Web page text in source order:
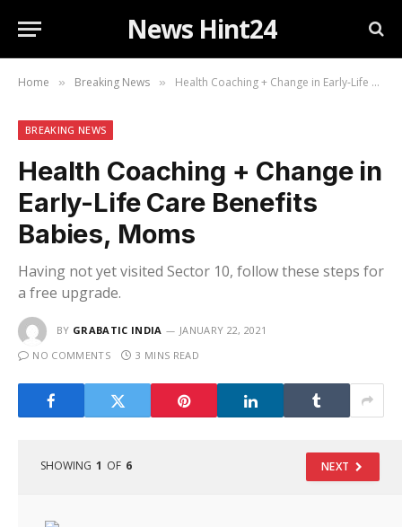
News Hint24
Home » Breaking News » Health Coaching + Change in Early-Life Care Benefits Babies, Moms
BREAKING NEWS
Health Coaching + Change in
Early-Life Care Benefits
Babies, Moms
Having not yet visited Sector 10, follow these steps for
a free upgrade.
BY GRABATIC INDIA
JANUARY 22, 2021
NO COMMENTS
3 MINS READ
SHOWING 1 OF 6 NEXT